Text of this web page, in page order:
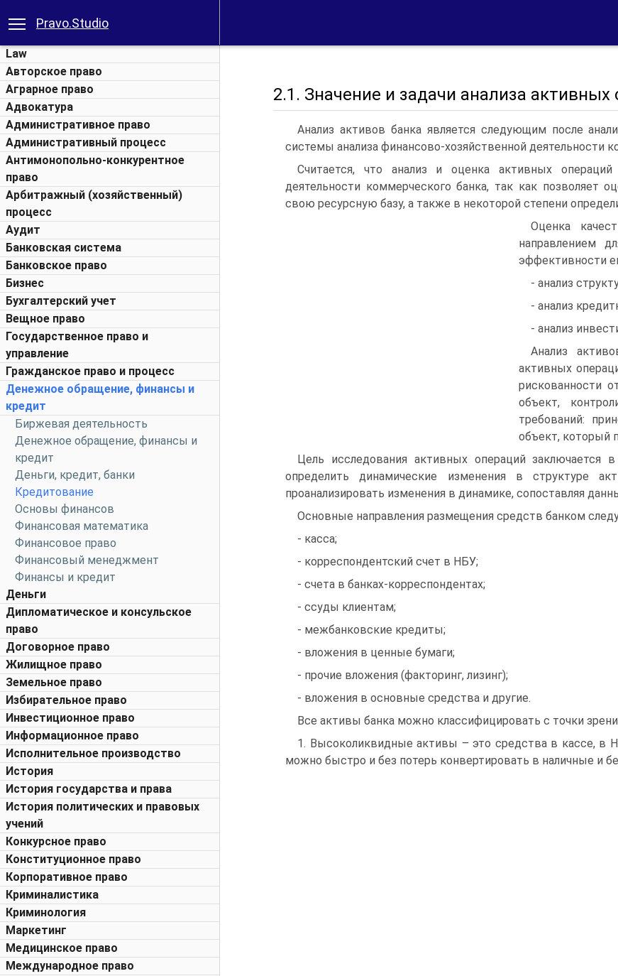
Pravo.Studio
Law
Авторское право
Аграрное право
Адвокатура
Административное право
Административный процесс
Антимонопольно-конкурентное
право
Арбитражный (хозяйственный)
процесс
Аудит
Банковская система
Банковское право
Бизнес
Бухгалтерский учет
Вещное право
Государственное право и
управление
Гражданское право и процесс
Денежное обращение, финансы и
кредит
Биржевая деятельность
Денежное обращение, финансы и
кредит
Деньги, кредит, банки
Кредитование
Основы финансов
Финансовая математика
Финансовое право
Финансовый менеджмент
Финансы и кредит
Деньги
Дипломатическое и консульское
право
Договорное право
Жилищное право
Земельное право
Избирательное право
Инвестиционное право
Информационное право
Исполнительное производство
История
История государства и права
История политических и правовых
учений
Конкурсное право
Конституционное право
Корпоративное право
Криминалистика
Криминология
Маркетинг
Медицинское право
Международное право
2.1. Значение и задачи анализа
Анализ активов банка является следующим после
системы анализа финансово-хозяйственной деятельности
Считается, что анализ и оценка активных
деятельности коммерческого банка, так как позволяет
свою ресурсную базу, а также в некоторой степени
Оценка
направлением
эффективности
- анализ
- анализ
- анализ
Анализ
активных
рискованности
объект,
требований:
объект, который
Цель исследования активных операций заключается
определить динамические изменения в структуре
проанализировать изменения в динамике, сопоставляя
Основные направления размещения средств банком
- касса;
- корреспондентский счет в НБУ;
- счета в банках-корреспондентах;
- ссуды клиентам;
- межбанковские кредиты;
- вложения в ценные бумаги;
- прочие вложения (факторинг, лизинг);
- вложения в основные средства и другие.
Все активы банка можно классифицировать с точки
1. Высоколиквидные активы – это средства в кассе, в
можно быстро и без потерь конвертировать в наличные и